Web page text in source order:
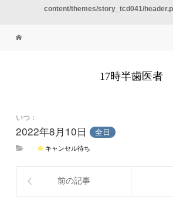
content/themes/story_tcd041/
17時半歯医者
いつ：
2022年8月10日 全日
キャンセル待ち
前の記事